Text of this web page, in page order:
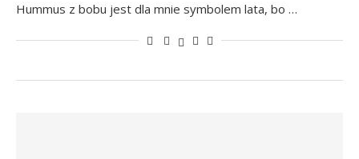
Hummus z bobu jest dla mnie symbolem lata, bo …